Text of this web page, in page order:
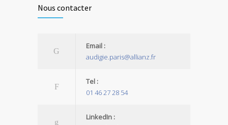
Nous contacter
Email :
audigie.paris@allianz.fr
Tel :
01 46 27 28 54
LinkedIn :